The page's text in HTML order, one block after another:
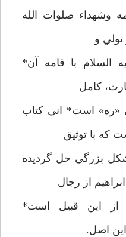
وشهداء صلوات الله
تولي و
السلام با قامه آن*
کامل
«ره» است* اني کتاب
که با توثيق
بزرگي حل گرديده
از رجال
از اين قبيل است*
اصل.